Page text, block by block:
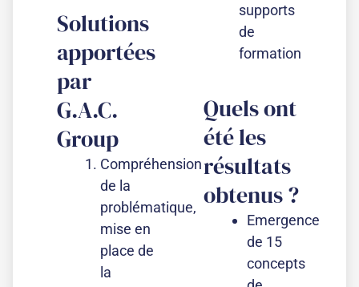
Solutions
apportées
par
G.A.C.
Group​
Compréhension
de la
problématique,
mise en
place de
la
supports
de
formation
Quels ont
été les
résultats
obtenus ?
Emergence
de 15
concepts